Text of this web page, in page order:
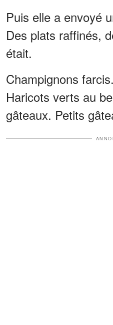
Puis elle a envoyé
Des plats raffinés,
était.
Champignons
Haricots verts au
gâteaux. Petits